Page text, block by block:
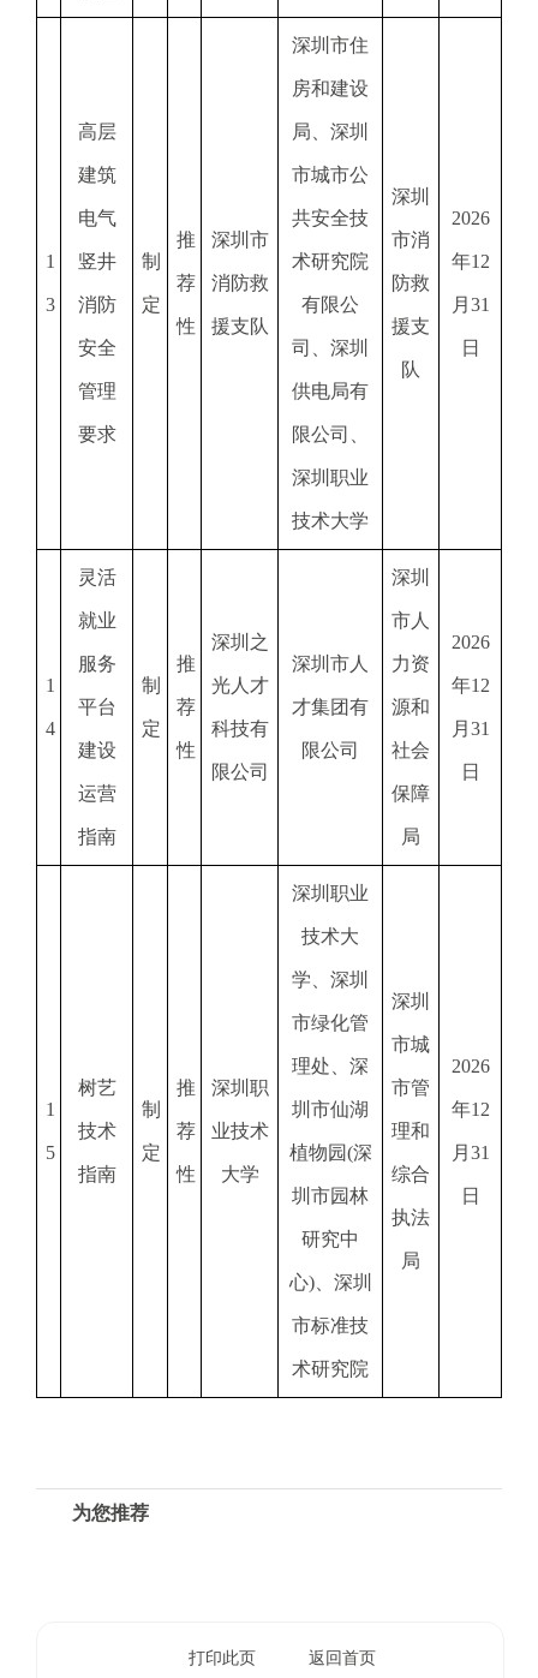
1
3
高层
建筑
电气
竖井
消防
安全
管理
要求
制
定
推
荐
性
深圳市
消防救
援支队
深圳市住
房和建设
局、深圳
市城市公
共安全技
术研究院
有限公
司、深圳
供电局有
限公司、
深圳职业
技术大学
深圳
市消
防救
援支
队
2026
年12
月31
日
1
4
灵活
就业
服务
平台
建设
运营
指南
制
定
推
荐
性
深圳之
光人才
科技有
限公司
深圳市人
才集团有
限公司
深圳
市人
力资
源和
社会
保障
局
2026
年12
月31
日
1
5
树艺
技术
指南
制
定
推
荐
性
深圳职
业技术
大学
深圳职业
技术大
学、深圳
市绿化管
理处、深
圳市仙湖
植物园(深
圳市园林
研究中
心)、深圳
市标准技
术研究院
深圳
市城
市管
理和
综合
执法
局
2026
年12
月31
日
为您推荐
打印此页 返回首页